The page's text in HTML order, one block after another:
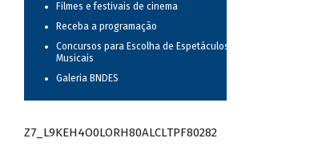
Filmes e festivais de cinema
Receba a programação
Concursos para Escolha de Espetáculos
Musicais
Galeria BNDES
Z7_L9KEH4O0LORH80ALCLTPF80282